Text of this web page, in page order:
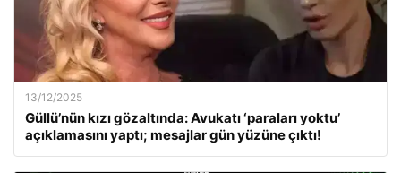
13/12/2025
Güllü’nün kızı gözaltında: Avukatı ‘paraları yoktu’
açıklamasını yaptı; mesajlar gün yüzüne çıktı!